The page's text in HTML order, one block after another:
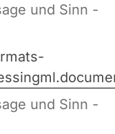
und Sinn -
und Sinn -